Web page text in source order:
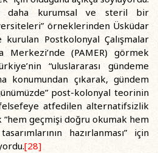
daha kurumsal ve steril bir
örneklerinden Üsküdar
Postkolonyal Çalışmalar
Merkezi’nde (PAMER) görmek
“uluslararası gündeme
konumundan çıkarak, gündem
post-kolonyal teorinin
atfedilen alternatifsizlik
“hem geçmişi doğru okumak hem
hazırlanması” için
[28]